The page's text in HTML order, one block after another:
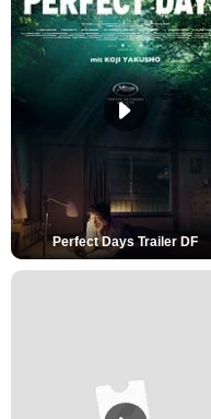
Perfect Days Trailer DF